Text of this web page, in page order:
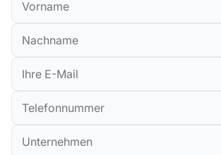
Nachname
E-Mail (geschäftlich)
Telefonnummer
Unternehmen